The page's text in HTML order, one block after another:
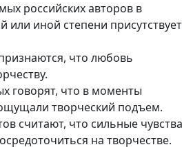
российских авторов в
или иной степени присутствует
что любовь
говорят, что в моменты
творческий подъем.
считают, что сильные чувства
на творчестве.